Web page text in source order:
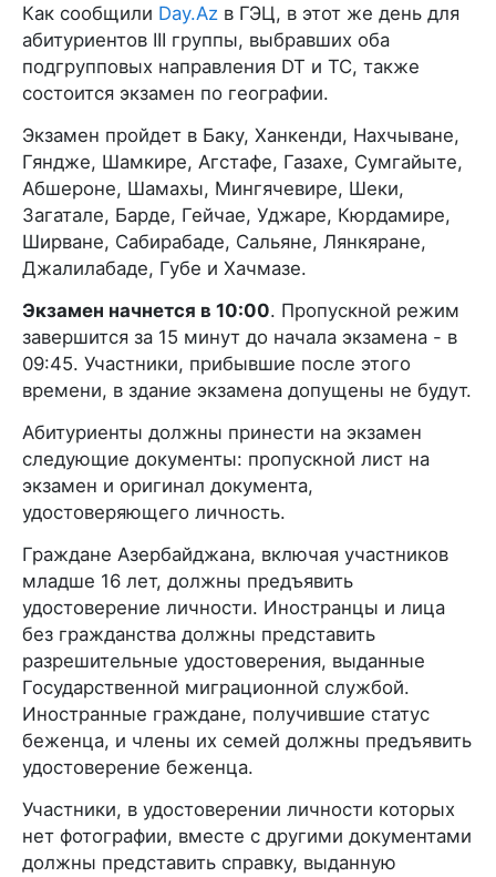
Как сообщили Day.Az в ГЭЦ, в этот же день для
абитуриентов III группы, выбравших оба
подгрупповых направления DT и TC, также
состоится экзамен по географии.
Экзамен пройдет в Баку, Ханкенди, Нахчыване,
Гяндже, Шамкире, Агстафе, Газахе, Сумгайыте,
Абшероне, Шамахы, Мингячевире, Шеки,
Загатале, Барде, Гейчае, Уджаре, Кюрдамире,
Ширване, Сабирабаде, Сальяне, Лянкяране,
Джалилабаде, Губе и Хачмазе.
Экзамен начнется в 10:00. Пропускной режим
завершится за 15 минут до начала экзамена - в
09:45. Участники, прибывшие после этого
времени, в здание экзамена допущены не будут.
Абитуриенты должны принести на экзамен
следующие документы: пропускной лист на
экзамен и оригинал документа,
удостоверяющего личность.
Граждане Азербайджана, включая участников
младше 16 лет, должны предъявить
удостоверение личности. Иностранцы и лица
без гражданства должны представить
разрешительные удостоверения, выданные
Государственной миграционной службой.
Иностранные граждане, получившие статус
беженца, и члены их семей должны предъявить
удостоверение беженца.
Участники, в удостоверении личности которых
нет фотографии, вместе с другими документами
должны представить справку, выданную